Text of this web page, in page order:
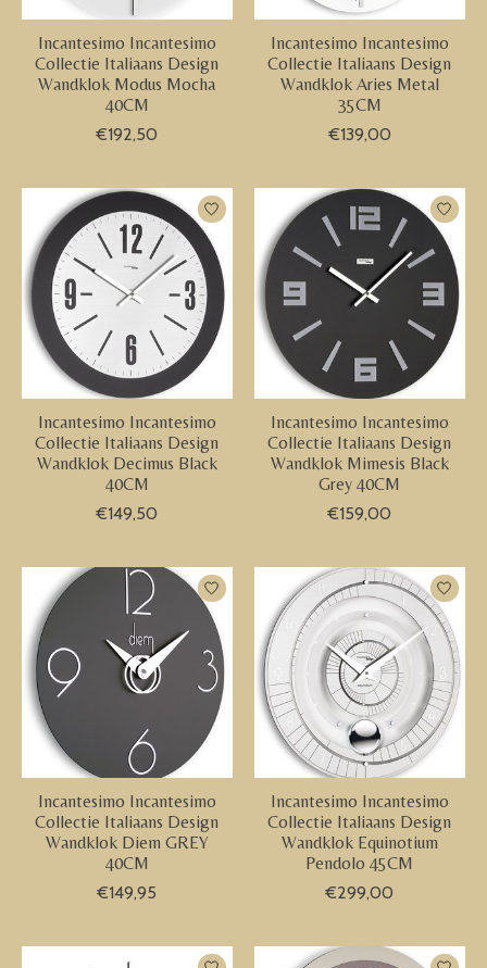
Incantesimo Incantesimo
Collectie Italiaans Design
Wandklok Modus Mocha
40CM
€192,50
Incantesimo Incantesimo
Collectie Italiaans Design
Wandklok Aries Metal
35CM
€139,00
Incantesimo Incantesimo
Collectie Italiaans Design
Wandklok Decimus Black
40CM
€149,50
Incantesimo Incantesimo
Collectie Italiaans Design
Wandklok Mimesis Black
Grey 40CM
€159,00
Incantesimo Incantesimo
Collectie Italiaans Design
Wandklok Diem GREY
40CM
€149,95
Incantesimo Incantesimo
Collectie Italiaans Design
Wandklok Equinotium
Pendolo 45CM
€299,00